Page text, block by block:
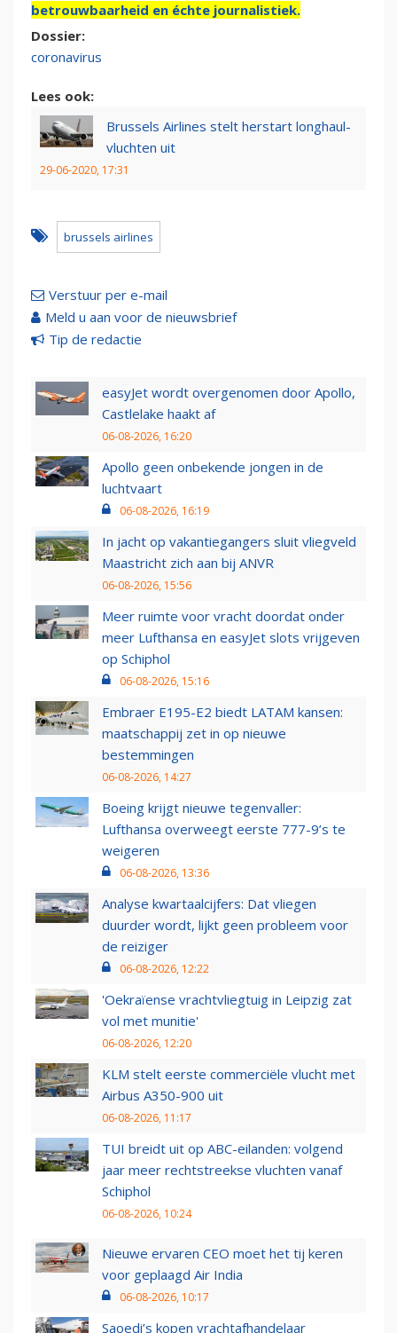
betrouwbaarheid en échte journalistiek.
Dossier:
coronavirus
Lees ook:
Brussels Airlines stelt herstart longhaul-
vluchten uit
29-06-2020, 17:31
brussels airlines
Verstuur per e-mail
Meld u aan voor de nieuwsbrief
Tip de redactie
easyJet wordt overgenomen door Apollo,
Castlelake haakt af
06-08-2026, 16:20
Apollo geen onbekende jongen in de
luchtvaart
06-08-2026, 16:19
In jacht op vakantiegangers sluit vliegveld
Maastricht zich aan bij ANVR
06-08-2026, 15:56
Meer ruimte voor vracht doordat onder
meer Lufthansa en easyJet slots vrijgeven
op Schiphol
06-08-2026, 15:16
Embraer E195-E2 biedt LATAM kansen:
maatschappij zet in op nieuwe
bestemmingen
06-08-2026, 14:27
Boeing krijgt nieuwe tegenvaller:
Lufthansa overweegt eerste 777-9’s te
weigeren
06-08-2026, 13:36
Analyse kwartaalcijfers: Dat vliegen
duurder wordt, lijkt geen probleem voor
de reiziger
06-08-2026, 12:22
'Oekraïense vrachtvliegtuig in Leipzig zat
vol met munitie'
06-08-2026, 12:20
KLM stelt eerste commerciële vlucht met
Airbus A350-900 uit
06-08-2026, 11:17
TUI breidt uit op ABC-eilanden: volgend
jaar meer rechtstreekse vluchten vanaf
Schiphol
06-08-2026, 10:24
Nieuwe ervaren CEO moet het tij keren
voor geplaagd Air India
06-08-2026, 10:17
Saoedi’s kopen vrachtafhandelaar